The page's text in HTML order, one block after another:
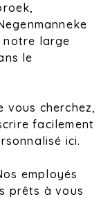
notre large
le
vous cherchez,
facilement
ici.
employés
prêts à vous